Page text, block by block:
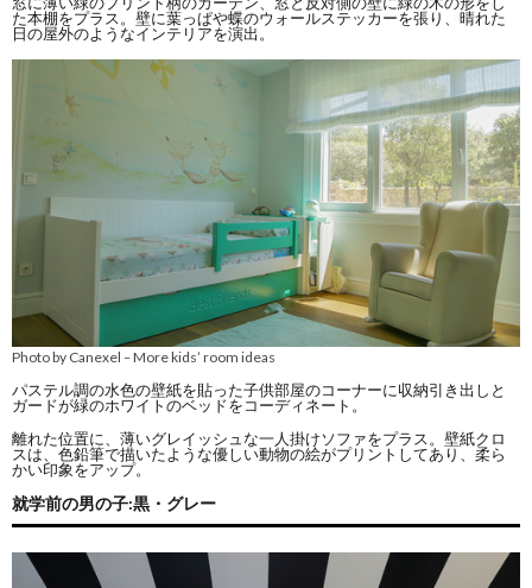
た本棚をプラス。壁に葉っぱや蝶のウォールステッカーを張り、晴れた
日の屋外のようなインテリアを演出。
Photo by Canexel –More kids’ room ideas
パステル調の水色の壁紙を貼った子供部屋のコーナーに収納引き出しと
ガードが緑のホワイトのベッドをコーディネート。
離れた位置に、薄いグレイッシュな一人掛けソファをプラス。壁紙クロ
スは、色鉛筆で描いたような優しい動物の絵がプリントしてあり、柔ら
かい印象をアップ。
就学前の男の子:黒・グレー